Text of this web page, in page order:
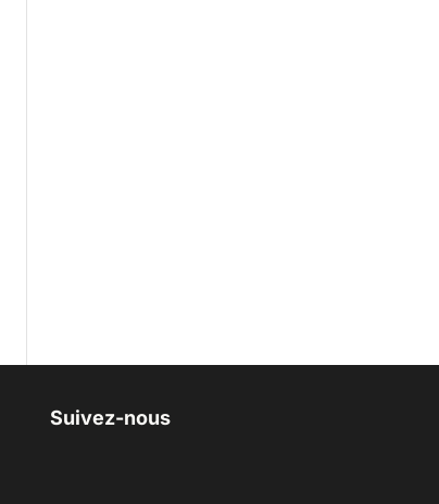
Suivez-nous